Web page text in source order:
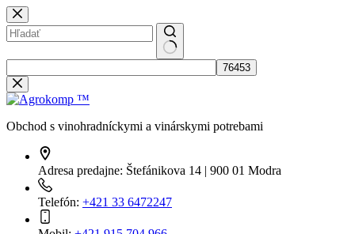
Skip
to
content
results
Obchod s vinohradníckymi a vinárskymi potrebami
Adresa predajne: Štefánikova 14 | 900 01 Modra
Telefón: +421 33 6472247